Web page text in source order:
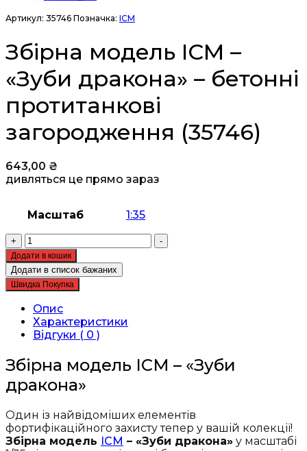
Артикул: 35746 Позначка: ICM
Збірна модель ICM –
«Зуби дракона» – бетонні
протитанкові
загородження (35746)
643,00 ₴
дивляться це прямо зараз
Масштаб 1:35
+
Збірна
модель
ICM
-
«Зуби
дракона»
-
бетонні
протитанкові
загородження
(35746)
кількість
-
Додати в кошик
Додати в список бажаних
Швидка Покупка
Опис
Характеристики
Відгуки ( 0 )
Збірна модель ICM – «Зуби
дракона»
Один із найвідоміших елементів
фортифікаційного захисту тепер у вашій колекції!
Збірна модель ICM – «Зуби дракона» у масштабі